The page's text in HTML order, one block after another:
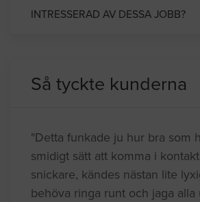
INTRESSERAD AV DESSA JOBB?
Så tyckte kunderna
"Detta funkade ju hur bra som
smidigt sätt att komma i
snickare, kändes nästan lite
behöva ringa runt och jaga alla